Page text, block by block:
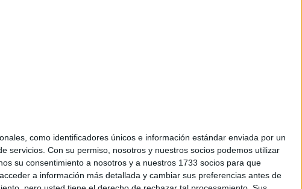
como identificadores únicos e información estándar enviada por un
servicios. Con su permiso, nosotros y nuestros socios podemos utilizar
su consentimiento a nosotros y a nuestros 1733 socios para que
a información más detallada y cambiar sus preferencias antes de